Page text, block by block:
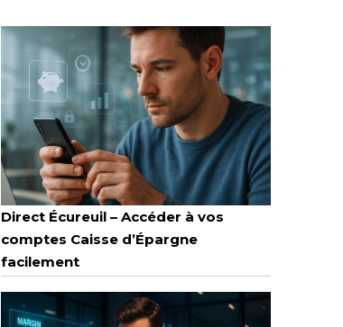
Direct Écureuil – Accéder à vos
comptes Caisse d’Épargne
facilement